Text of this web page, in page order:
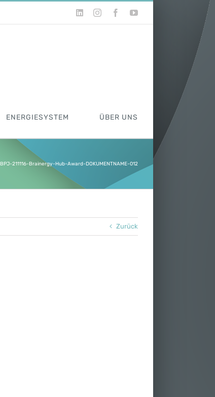
LinkedInInstagramFacebookYouTube
ENERGIESYSTEM ÜBER UNS
BPJ-211116-Brainergy-Hub-Award-DOKUMENTNAME-012
Zurück